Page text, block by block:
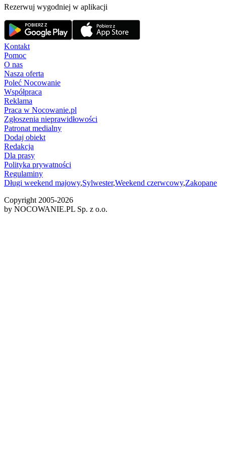
Rezerwuj wygodniej w aplikacji
Kontakt
Pomoc
O nas
Nasza oferta
Poleć Nocowanie
Współpraca
Reklama
Praca w Nocowanie.pl
Zgłoszenia nieprawidłowości
Patronat medialny
Dodaj obiekt
Redakcja
Dla prasy
Polityka prywatności
Regulaminy
Długi weekend majowy,Sylwester,Weekend czerwcowy,Zakopane
Copyright 2005-2026
by NOCOWANIE.PL Sp. z o.o.